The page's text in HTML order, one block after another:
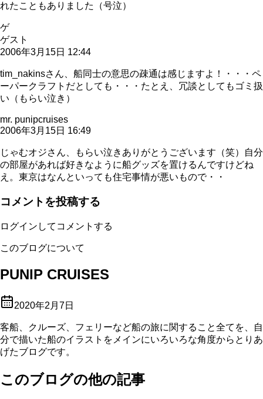
れたこともありました（号泣）
ゲ
ゲスト
2006年3月15日 12:44
tim_nakinsさん、船同士の意思の疎通は感じますよ！・・・ペ
ーパークラフトだとしても・・・たとえ、冗談としてもゴミ扱
い（もらい泣き）
mr. punipcruises
2006年3月15日 16:49
じゃむオジさん、もらい泣きありがとうございます（笑）自分
の部屋があれば好きなように船グッズを置けるんですけどね
え。東京はなんといっても住宅事情が悪いもので・・
コメントを投稿する
ログインしてコメントする
このブログについて
PUNIP CRUISES
2020年2月7日
客船、クルーズ、フェリーなど船の旅に関すること全てを、自
分で描いた船のイラストをメインにいろいろな角度からとりあ
げたブログです。
このブログの他の記事